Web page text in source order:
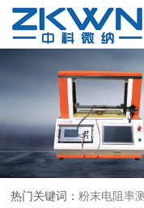
热门关键词：粉末电阻率